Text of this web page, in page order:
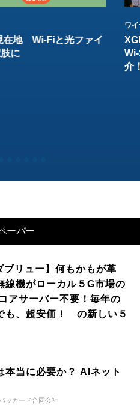
在地 Wi-Fiと光ファイ
に
ワ
介
ーパー
ブリュー】何もかもが革
線機がローカル５G市場の
アサーバー不要！毎年の
も、超安価！ の新しい５
本当に必要か？ AIネット
ッカード合同会社